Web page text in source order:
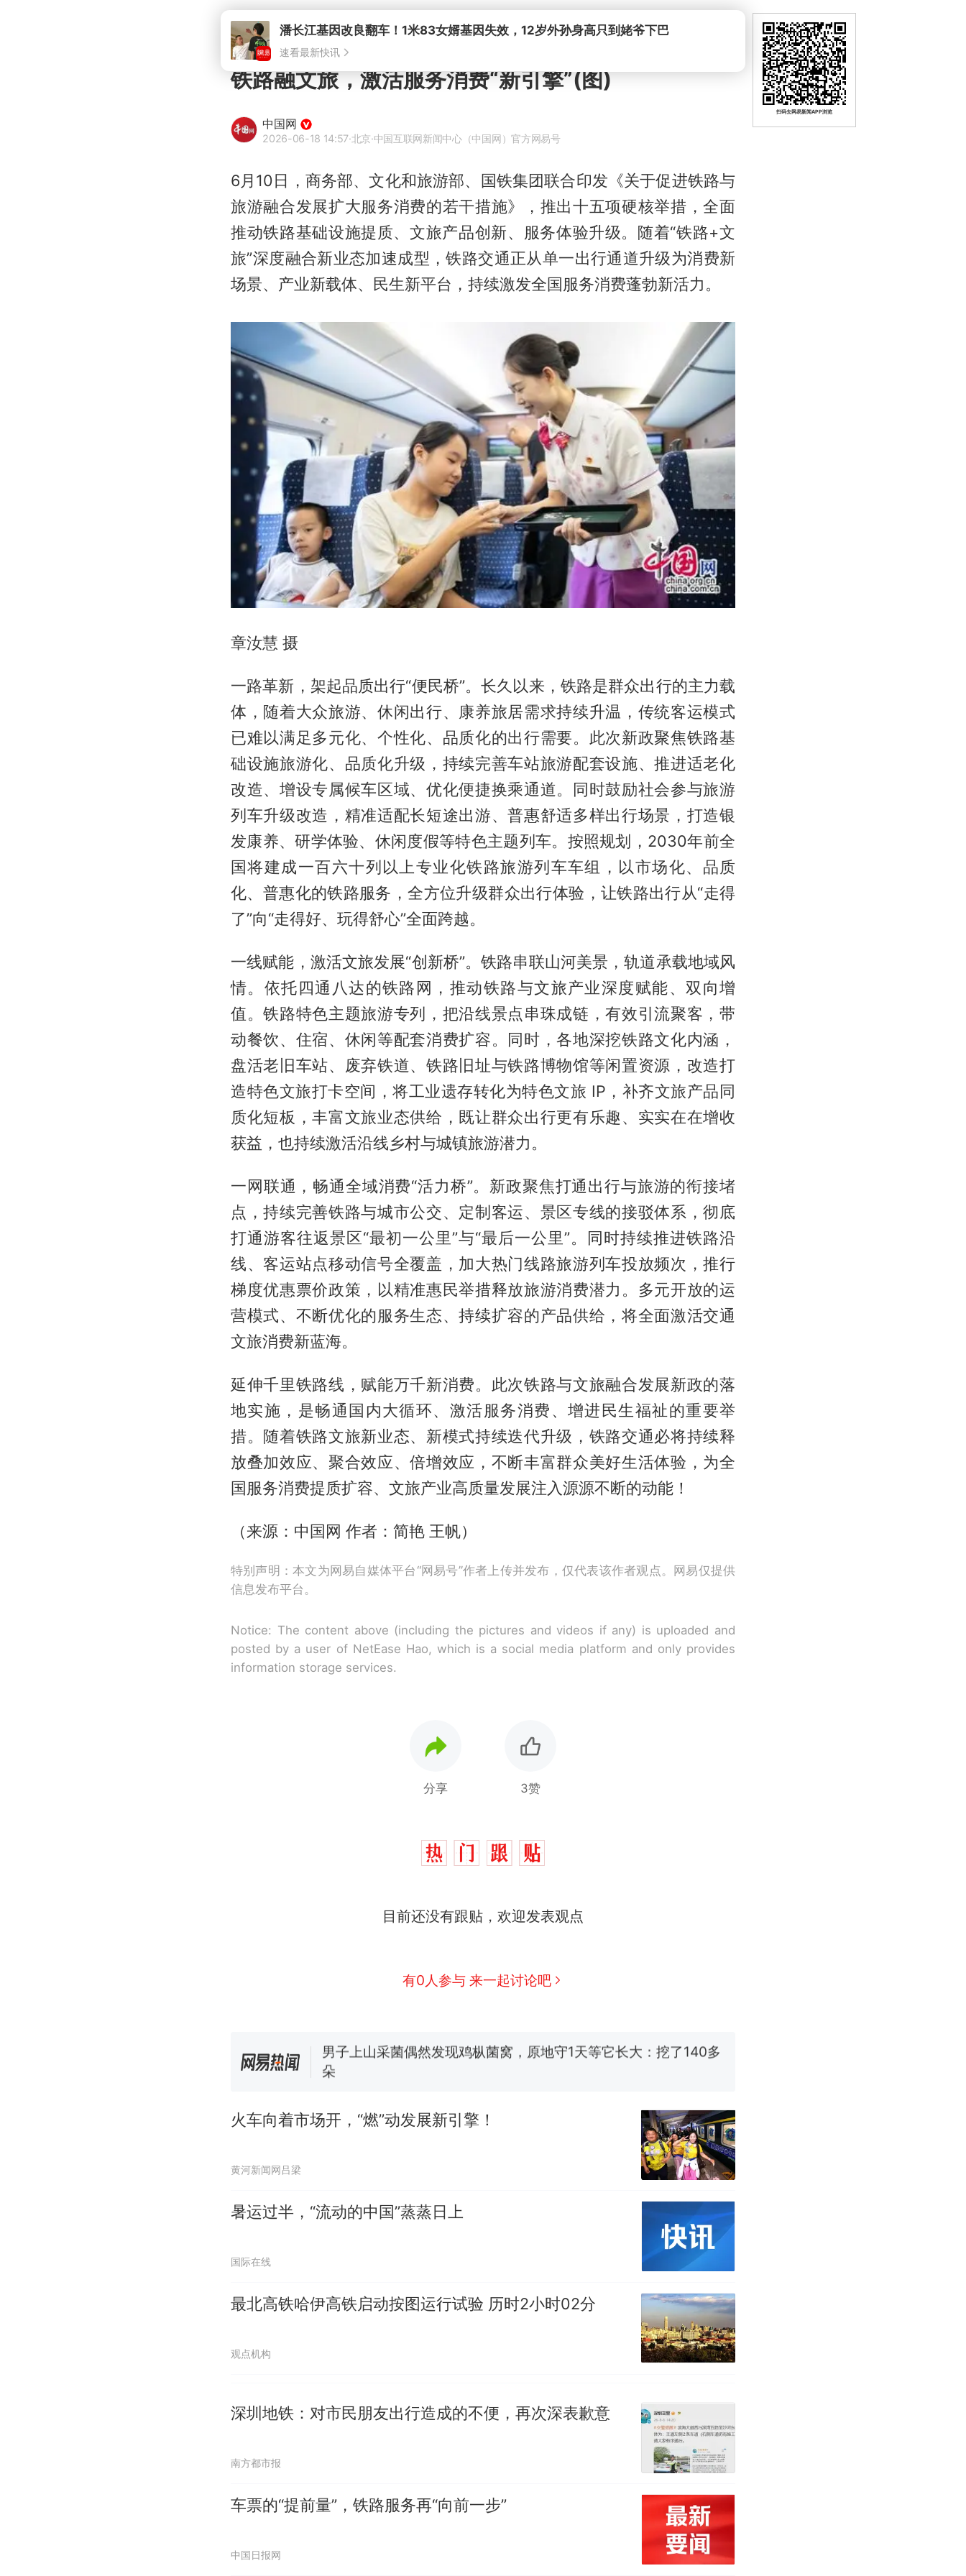
潘长江基因改良翻车！1米83女婿基因失效，12岁外孙身高只到姥爷下巴
速看最新快讯
铁路融文旅，激活服务消费“新引擎”(图)
中国网
2026-06-18 14:57·北京·中国互联网新闻中心（中国网）官方网易号
6月10日，商务部、文化和旅游部、国铁集团联合印发《关于促进铁路与
旅游融合发展扩大服务消费的若干措施》，推出十五项硬核举措，全面
推动铁路基础设施提质、文旅产品创新、服务体验升级。随着“铁路+文
旅”深度融合新业态加速成型，铁路交通正从单一出行通道升级为消费新
场景、产业新载体、民生新平台，持续激发全国服务消费蓬勃新活力。
章汝慧 摄
一路革新，架起品质出行“便民桥”。长久以来，铁路是群众出行的主力载
体，随着大众旅游、休闲出行、康养旅居需求持续升温，传统客运模式
已难以满足多元化、个性化、品质化的出行需要。此次新政聚焦铁路基
础设施旅游化、品质化升级，持续完善车站旅游配套设施、推进适老化
改造、增设专属候车区域、优化便捷换乘通道。同时鼓励社会参与旅游
列车升级改造，精准适配长短途出游、普惠舒适多样出行场景，打造银
发康养、研学体验、休闲度假等特色主题列车。按照规划，2030年前全
国将建成一百六十列以上专业化铁路旅游列车车组，以市场化、品质
化、普惠化的铁路服务，全方位升级群众出行体验，让铁路出行从“走得
了”向“走得好、玩得舒心”全面跨越。
一线赋能，激活文旅发展“创新桥”。铁路串联山河美景，轨道承载地域风
情。依托四通八达的铁路网，推动铁路与文旅产业深度赋能、双向增
值。铁路特色主题旅游专列，把沿线景点串珠成链，有效引流聚客，带
动餐饮、住宿、休闲等配套消费扩容。同时，各地深挖铁路文化内涵，
盘活老旧车站、废弃铁道、铁路旧址与铁路博物馆等闲置资源，改造打
造特色文旅打卡空间，将工业遗存转化为特色文旅 IP，补齐文旅产品同
质化短板，丰富文旅业态供给，既让群众出行更有乐趣、实实在在增收
获益，也持续激活沿线乡村与城镇旅游潜力。
一网联通，畅通全域消费“活力桥”。新政聚焦打通出行与旅游的衔接堵
点，持续完善铁路与城市公交、定制客运、景区专线的接驳体系，彻底
打通游客往返景区“最初一公里”与“最后一公里”。同时持续推进铁路沿
线、客运站点移动信号全覆盖，加大热门线路旅游列车投放频次，推行
梯度优惠票价政策，以精准惠民举措释放旅游消费潜力。多元开放的运
营模式、不断优化的服务生态、持续扩容的产品供给，将全面激活交通
文旅消费新蓝海。
延伸千里铁路线，赋能万千新消费。此次铁路与文旅融合发展新政的落
地实施，是畅通国内大循环、激活服务消费、增进民生福祉的重要举
措。随着铁路文旅新业态、新模式持续迭代升级，铁路交通必将持续释
放叠加效应、聚合效应、倍增效应，不断丰富群众美好生活体验，为全
国服务消费提质扩容、文旅产业高质量发展注入源源不断的动能！
（来源：中国网 作者：简艳 王帆）
特别声明：本文为网易自媒体平台“网易号”作者上传并发布，仅代表该作者观点。网易仅提供
信息发布平台。
Notice: The content above (including the pictures and videos if any) is uploaded and
posted by a user of NetEase Hao, which is a social media platform and only provides
information storage services.
分享 3赞
目前还没有跟贴，欢迎发表观点
有0人参与 来一起讨论吧
费大厨“全国小炒肉大王”称号，仅凭视频评出？中国烹饪协会回
美国渔民钓获鲨鱼徒手将其拽回大海 目击者直呼震惊 （视频来源：
参考消息）
“不想干了特提出辞职”，疑似南京大学数院院长辞职信流传，院
图做头像
火车向着市场开，“燃”动发展新引擎！
黄河新闻网吕梁
暑运过半，“流动的中国”蒸蒸日上
国际在线
最北高铁哈伊高铁启动按图运行试验 历时2小时02分
观点机构
深圳地铁：对市民朋友出行造成的不便，再次深表歉意
南方都市报
车票的“提前量”，铁路服务再“向前一步”
中国日报网
扫码去网易新闻APP浏览